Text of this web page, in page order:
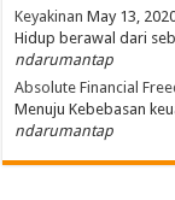
Keyakinan May 13,
Hidup berawal dari
ndarumantap
Absolute Financial
Menuju Kebebasan
ndarumantap